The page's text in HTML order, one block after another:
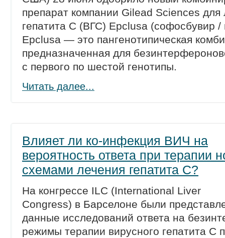
препарат компании Gilead Sciences для
гепатита С (ВГС) Epclusa (софосбувир /
Epclusa — это пангенотипическая
предназначенная для
с первого по шестой генотипы.
Читать далее...
Влияет ли ко-инфекция ВИЧ на
вероятность ответа при терапии
схемами лечения гепатита С?
На конгрессе ILC (International Liver
Congress) в Барселоне были
данные исследований ответа на
режимы терапии вирусного гепатита С